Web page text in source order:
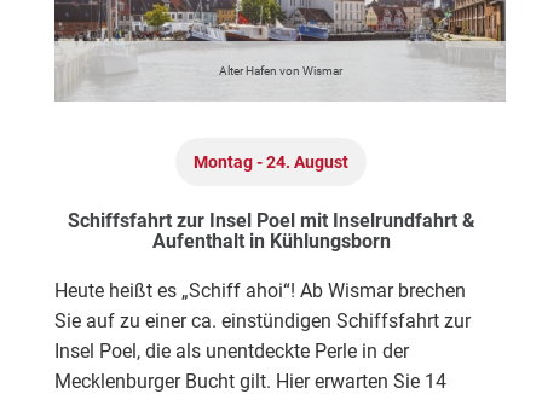
Alter Hafen von Wismar
Montag - 24. August
Schiffsfahrt zur Insel Poel mit Inselrundfahrt &
Aufenthalt in Kühlungsborn
Heute heißt es „Schiff ahoi“! Ab Wismar brechen
Sie auf zu einer ca. einstündigen Schiffsfahrt zur
Insel Poel, die als unentdeckte Perle in der
Mecklenburger Bucht gilt. Hier erwarten Sie 14